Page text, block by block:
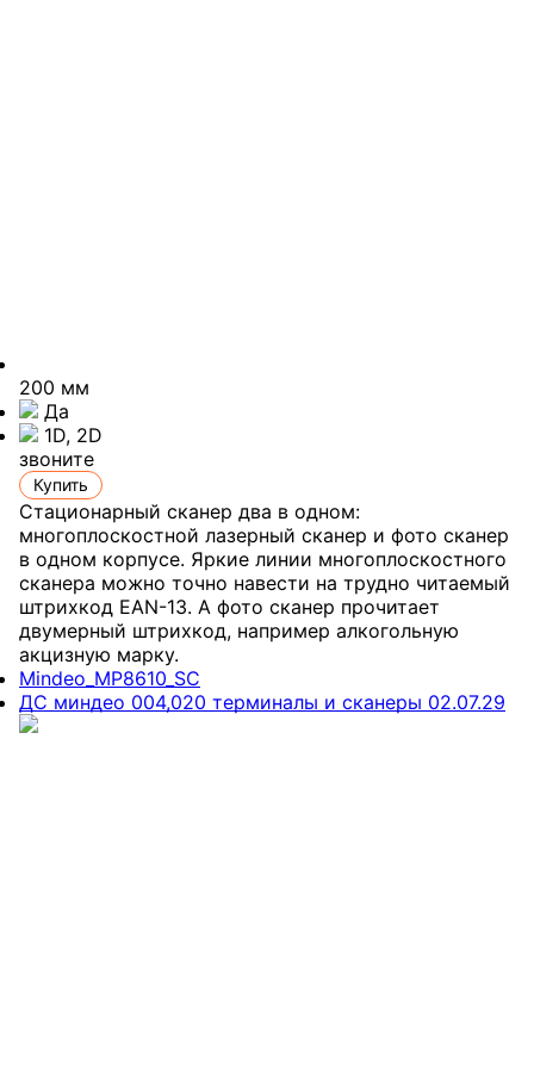
200 мм
Да
1D, 2D
звоните
Купить
Стационарный сканер два в одном:
многоплоскостной лазерный сканер и фото сканер
в одном корпусе. Яркие линии многоплоскостного
сканера можно точно навести на трудно читаемый
штрихкод EAN-13. А фото сканер прочитает
двумерный штрихкод, например алкогольную
акцизную марку.
Mindeo_MP8610_SC
ДС миндео 004,020 терминалы и сканеры 02.07.29